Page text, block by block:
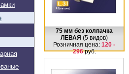
75 мм без колпачка
ЛЕВАЯ (5 видов)
Розничная цена: 120 -
296руб.